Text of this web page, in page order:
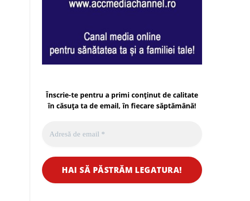
Înscrie-te pentru a primi conținut de calitate
în căsuța ta de email, în fiecare săptămână!